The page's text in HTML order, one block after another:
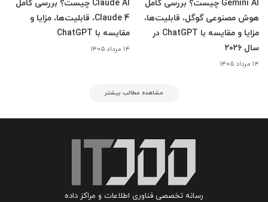
Gemini AI چیست؟ بررسی کامل
هوش مصنوعی گوگل، قابلیت‌ها،
مزایا و مقایسه با ChatGPT در
سال ۲۰۲۶
۱۴ مرداد ۱۴۰۵
Claude AI چیست؟ بررسی کامل
Claude 4، قابلیت‌ها، مزایا و
مقایسه با ChatGPT
۱۴ مرداد ۱۴۰۵
مشاهده مطالب بیشتر
رسانه تخصصی فناوری اطلاعات و مراکز داده